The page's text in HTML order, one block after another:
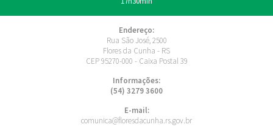
Endereço:
Rua São José, 2500
Flores da Cunha - RS
CEP 95270-000 - Caixa Postal 39
Informações:
(54) 3279 3600
E-mail:
comunica@floresdacunha.rs.gov.br